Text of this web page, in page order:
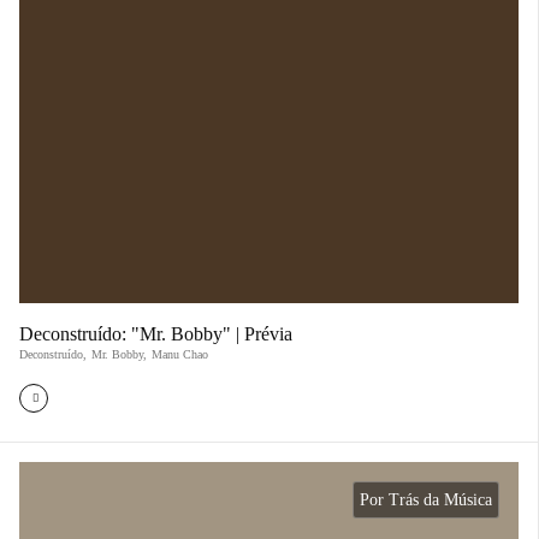
Deconstruído: "Mr. Bobby" | Prévia
Deconstruído Mr. Bobby, Manu Chao
Por Trás da Música